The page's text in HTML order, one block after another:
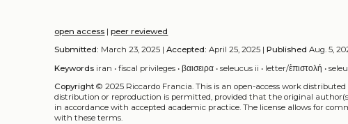
open access |peer reviewed
Submitted: March 23, 2025 |Accepted: April 25, 2025 |Published Aug. 5,
Keywords iran •fiscal privileges •βαισειρα •seleucus ii • letter/ἐπιστολή •
Copyright © 2025 Riccardo Francia.This is an open-access work
distribution or reproduction is permitted, provided that the original
in accordance with accepted academic practice. The license allows for
with these terms.